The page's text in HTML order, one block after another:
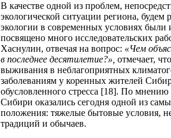
В качестве одной из проблем,
экологической ситуации региона,
экологии в современных условиях
посвящено много исследовательских
Хаснулин, отвечая на вопрос: «Чем
в последнее десятилетие?», отмечает,
выживания в неблагоприятных
заболеваниям у коренных жителей
обусловленного стресса [18]. По
Сибири оказались сегодня одной из
положения: тяжелые бытовые условия,
традиций и обычаев.